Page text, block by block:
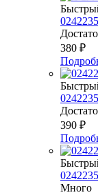
380 ₽
390 ₽
Много